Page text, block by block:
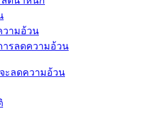
วามอ้วน
ารลดความอ้วน
ะลดความอ้วน